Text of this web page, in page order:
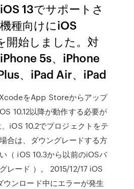
13でサポートさ
種向けにiOS
開始しました。対
5s、iPhone
、iPad Air、iPad
をApp Storeからアップ
10.12以降が動作する必要が
iOS 10.2でプロジェクトをテ
合は、ダウングレードする方
（ iOS 10.3から以前のiOSバ
レード ）。 2015/12/17 iOS
ウンロード中にエラーが発生